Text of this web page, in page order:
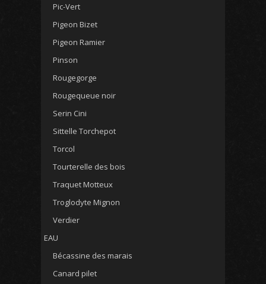
Pic-Vert
Pigeon Bizet
Pigeon Ramier
Pinson
Rougegorge
Rougequeue noir
Serin Cini
Sittelle Torchepot
Torcol
Tourterelle des bois
Traquet Motteux
Troglodyte Mignon
Verdier
EAU
Bécassine des marais
Canard pilet